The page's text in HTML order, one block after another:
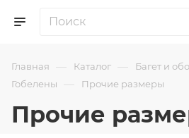
Главная — Каталог — Багет и
Гобелены — Прочие размеры
Прочие